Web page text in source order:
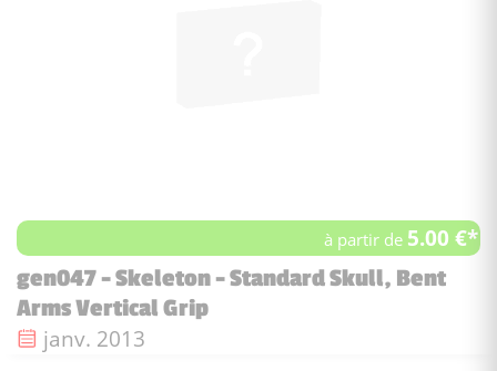
à partir de 5.00 €*
gen047 - Skeleton - Standard Skull, Bent
Arms Vertical Grip
Date de sortie :
janv. 2013